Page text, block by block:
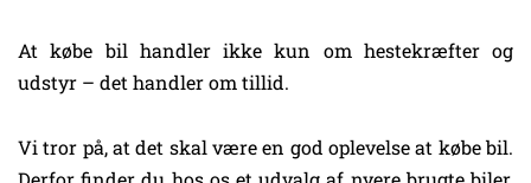
At købe bil handler ikke kun om hestekræfter og
udstyr – det handler om tillid.
Vi tror på, at det skal være en god oplevelse at købe bil.